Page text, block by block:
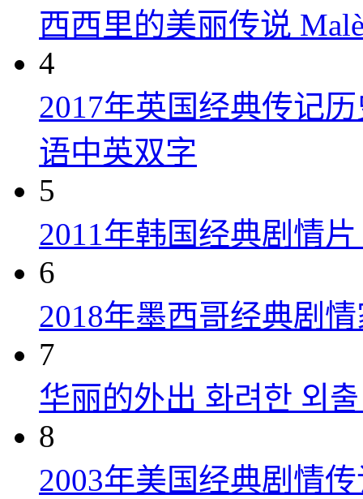
西西里的美丽传说
4
2017年英国经典传记
语中英双字
5
2011年韩国经典剧情
6
2018年墨西哥经典剧
7
华丽的外出 화려한 외
8
2003年美国经典剧情